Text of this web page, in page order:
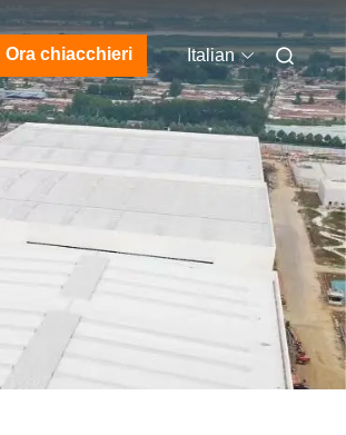
Ora chiacchieri Italian